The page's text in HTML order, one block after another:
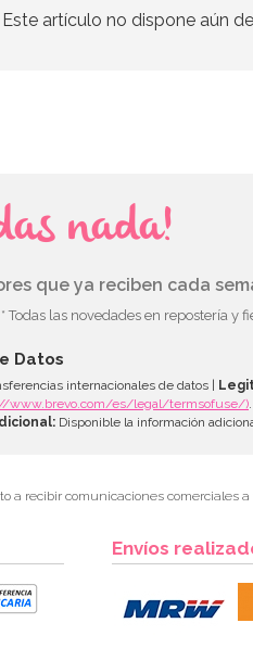
Este artículo no dispone aún
nada!
que ya reciben cada
* Todas las novedades en repostería y
Datos
internacionales de datos |
www.brevo.com/es/legal/termsofuse/)
Disponible la información
a recibir comunicaciones comerciales
Envíos